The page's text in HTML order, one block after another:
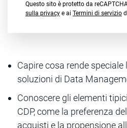
Questo sito è protetto da
sulla privacy e ai Termini di servizio
Capire cosa rende
soluzioni di Data
Conoscere gli elementi
CDP, come la preferenza
acquisti e la propensione